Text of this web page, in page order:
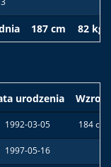
187 cm 82 kg
urodzenia
Wzrost
1992-03-05 184 cm
1997-05-16